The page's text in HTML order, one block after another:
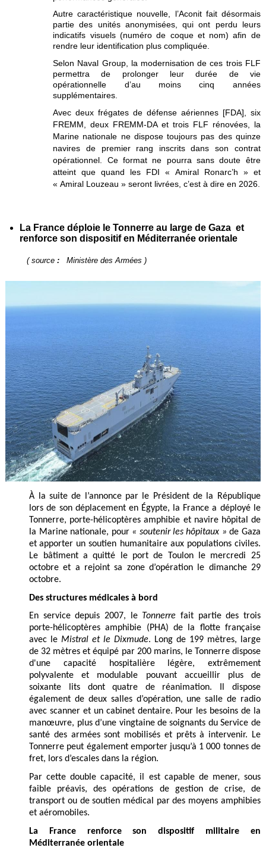
Autre caractéristique nouvelle, l’Aconit fait désormais
partie des unités anonymisées, qui ont perdu leurs
indicatifs visuels (numéro de coque et nom) afin de
rendre leur identification plus compliquée.
Selon Naval Group, la modernisation de ces trois FLF
permettra de prolonger leur durée de vie
opérationnelle d’au moins cinq années
supplémentaires.
Avec deux frégates de défense aériennes [FDA], six
FREMM, deux FREMM-DA et trois FLF rénovées, la
Marine nationale ne dispose toujours pas des quinze
navires de premier rang inscrits dans son contrat
opérationnel. Ce format ne pourra sans doute être
atteint que quand les FDI « Amiral Ronarc’h » et
« Amiral Louzeau » seront livrées, c’est à dire en 2026.
La France déploie le Tonnerre au large de Gaza et
renforce son dispositif en Méditerranée orientale
( source : Ministère des Armées )
À la suite de l’annonce par le Président de la République
lors de son déplacement en Égypte, la France a déployé le
Tonnerre, porte-hélicoptères amphibie et navire hôpital de
la Marine nationale, pour « soutenir les hôpitaux » de Gaza
et apporter un soutien humanitaire aux populations civiles.
Le bâtiment a quitté le port de Toulon le mercredi 25
octobre et a rejoint sa zone d’opération le dimanche 29
octobre.
Des structures médicales à bord
En service depuis 2007, le Tonnerre fait partie des trois
porte-hélicoptères amphibie (PHA) de la flotte française
avec leMistral et le Dixmude. Long de 199 mètres, large
de 32 mètres et équipé par 200 marins, le Tonnerre dispose
d'une capacité hospitalière légère, extrêmement
polyvalente et modulable pouvant accueillir plus de
soixante lits dont quatre de réanimation. Il dispose
également de deux salles d’opération, une salle de radio
avec scanner et un cabinet dentaire. Pour les besoins de la
manœuvre, plus d’une vingtaine de soignants du Service de
santé des armées sont mobilisés et prêts à intervenir. Le
Tonnerre peut également emporter jusqu’à 1 000 tonnes de
fret, lors d’escales dans la région.
Par cette double capacité, il est capable de mener, sous
faible préavis, des opérations de gestion de crise, de
transport ou de soutien médical par des moyens amphibies
et aéromobiles.
La France renforce son dispositif militaire en
Méditerranée orientale